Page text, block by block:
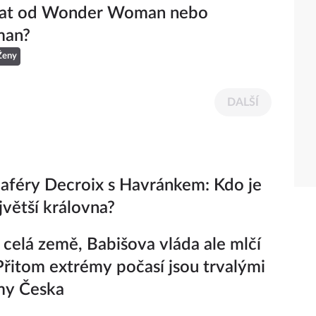
od Wonder Woman nebo
DALŠÍ
Decroix s Havránkem: Kdo je
královna?
celá země, Babišova vláda ale mlčí
extrémy počasí jsou trvalými
Česka